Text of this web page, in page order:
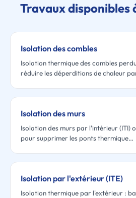
Travaux disponibles
Isolation des combles
Isolation thermique des combles
réduire les déperditions de chaleur
Isolation des murs
Isolation des murs par l'intérieur (ITI)
pour supprimer les ponts thermique…
Isolation par l'extérieur (ITE)
Isolation thermique par l'extérieur :